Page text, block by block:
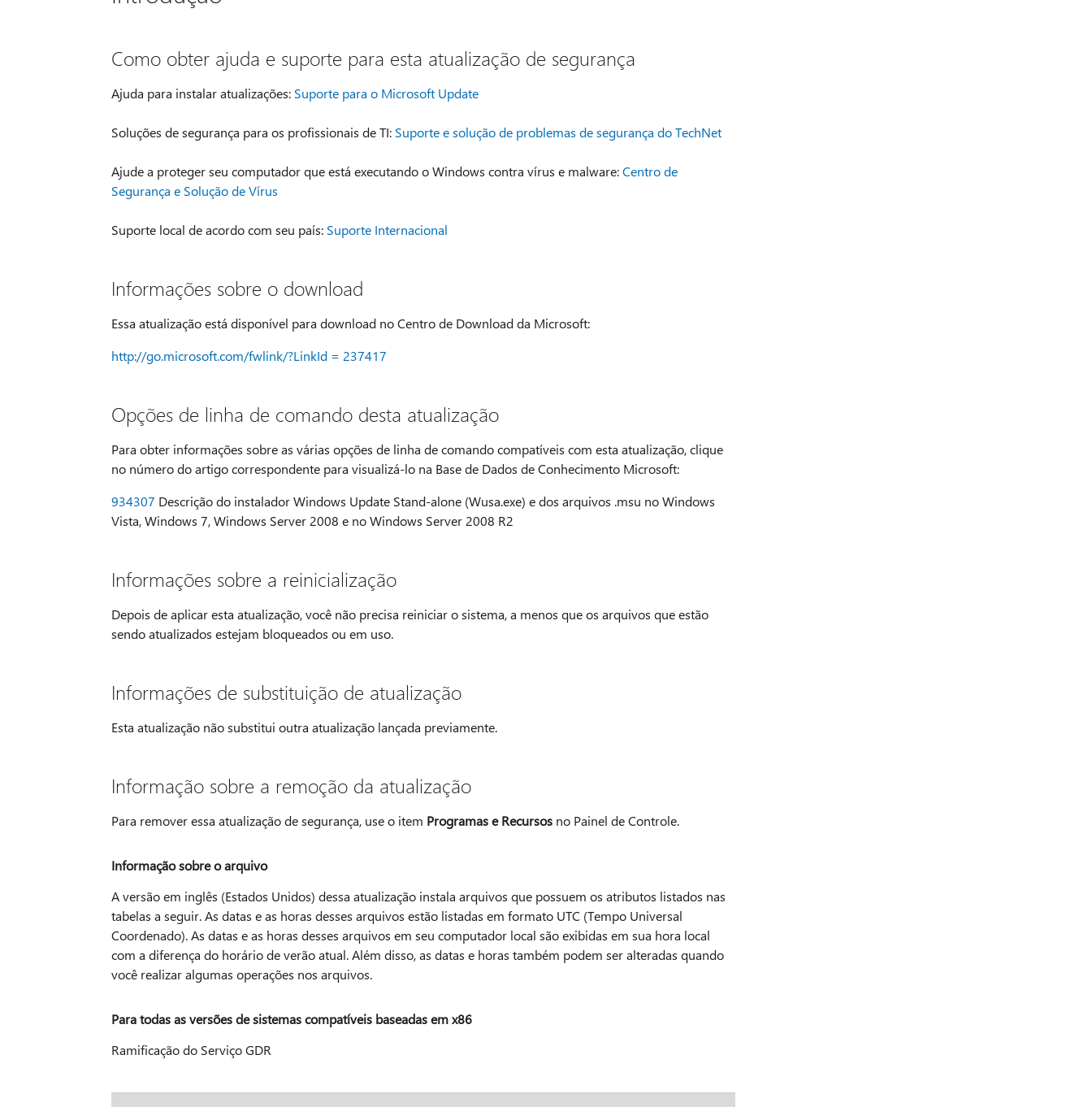
Como obter ajuda e suporte para esta atualização de segurança
Ajuda para instalar atualizações: Suporte para o Microsoft Update
Soluções de segurança para os profissionais de TI: Suporte e solução de problemas de segurança do TechNet
Ajude a proteger seu computador que está executando o Windows contra vírus e malware:Centro de
Segurança e Solução de Vírus
Suporte local de acordo com seu país: Suporte Internacional
Informações sobre o download
Essa atualização está disponível para download no Centro de Download da Microsoft:
http://go.microsoft.com/fwlink/?LinkId = 237417
Opções de linha de comando desta atualização
Para obter informações sobre as várias opções de linha de comando compatíveis com esta atualização, clique
no número do artigo correspondente para visualizá-lo na Base de Dados de Conhecimento Microsoft:
934307 Descrição do instalador Windows Update Stand-alone (Wusa.exe) e dos arquivos .msu no Windows
Vista, Windows 7, Windows Server 2008 e no Windows Server 2008 R2
Informações sobre a reinicialização
Depois de aplicar esta atualização, você não precisa reiniciar o sistema, a menos que os arquivos que estão
sendo atualizados estejam bloqueados ou em uso.
Informações de substituição de atualização
Esta atualização não substitui outra atualização lançada previamente.
Informação sobre a remoção da atualização
Para remover essa atualização de segurança, use o item Programas e Recursosno Painel de Controle.
Informação sobre o arquivo
A versão em inglês (Estados Unidos) dessa atualização instala arquivos que possuem os atributos listados nas
tabelas a seguir. As datas e as horas desses arquivos estão listadas em formato UTC (Tempo Universal
Coordenado). As datas e as horas desses arquivos em seu computador local são exibidas em sua hora local
com a diferença do horário de verão atual. Além disso, as datas e horas também podem ser alteradas quando
você realizar algumas operações nos arquivos.
Para todas as versões de sistemas compatíveis baseadas em x86
Ramificação do Serviço GDR